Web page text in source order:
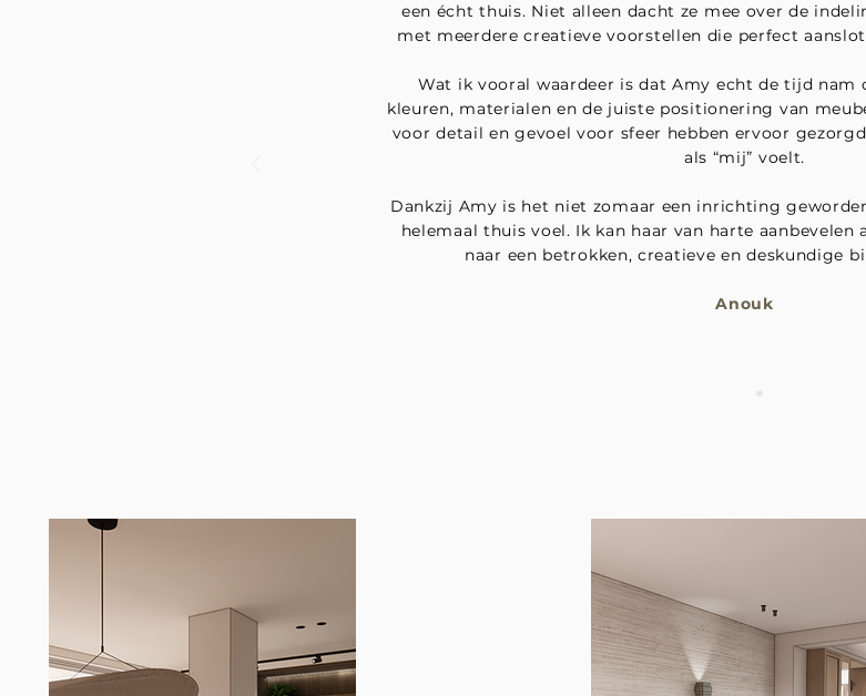
een écht thuis. Niet alleen dacht ze mee over de
met meerdere creatieve voorstellen die perfect
Wat ik vooral waardeer is dat Amy echt de tijd nam
kleuren, materialen en de juiste positionering van
voor detail en gevoel voor sfeer hebben ervoor
als “mij” voelt.
Dankzij Amy is het niet zomaar een inrichting
helemaal thuis voel. Ik kan haar van harte aanbevelen
naar een betrokken, creatieve en deskundige
Anouk